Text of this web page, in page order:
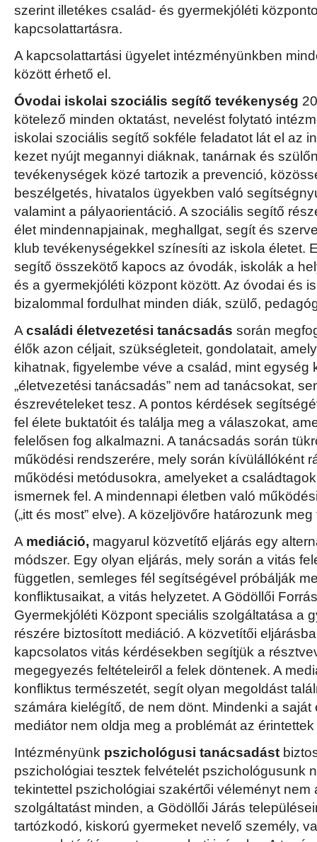
szerint illetékes család- és gyermekjóléti
kapcsolattartásra.
A kapcsolattartási ügyelet intézményünkben
között érhető el.
Óvodai iskolai szociális segítő tevékenység
kötelező minden oktatást, nevelést folytató
iskolai szociális segítő sokféle feladatot lát el az
kezet nyújt megannyi diáknak, tanárnak és
tevékenységek közé tartozik a prevenció,
beszélgetés, hivatalos ügyekben való
valamint a pályaorientáció. A szociális segítő
élet mindennapjainak, meghallgat, segít és
klub tevékenységekkel színesíti az iskola életet.
segítő összekötő kapocs az óvodák, iskolák a
és a gyermekjóléti központ között. Az óvodai és
bizalommal fordulhat minden diák, szülő,
A családi életvezetési tanácsadás során
élők azon céljait, szükségleteit, gondolatait,
kihatnak, figyelembe véve a család, mint egység
„életvezetési tanácsadás” nem ad tanácsokat,
észrevételeket tesz. A pontos kérdések
fel élete buktatóit és találja meg a válaszokat,
felelősen fog alkalmazni. A tanácsadás során
működési rendszerére, mely során kívülállóként
működési metódusokra, amelyeket a
ismernek fel. A mindennapi életben való
(„itt és most” elve). A közeljövőre határozunk
A mediáció, magyarul közvetítő eljárás egy
módszer. Egy olyan eljárás, mely során a vitás
független, semleges fél segítségével próbálják
konfliktusaikat, a vitás helyzetet. A Gödöllői
Gyermekjóléti Központ speciális szolgáltatása a
részére biztosított mediáció. A közvetítői
kapcsolatos vitás kérdésekben segítjük a
megegyezés feltételeiről a felek döntenek. A
konfliktus természetét, segít olyan megoldást
számára kielégítő, de nem dönt. Mindenki a saját
mediátor nem oldja meg a problémát az
Intézményünk pszichológusi tanácsadást
pszichológiai tesztek felvételét pszichológusunk
tekintettel pszichológiai szakértői véleményt nem
szolgáltatást minden, a Gödöllői Járás
tartózkodó, kiskorú gyermeket nevelő személy,